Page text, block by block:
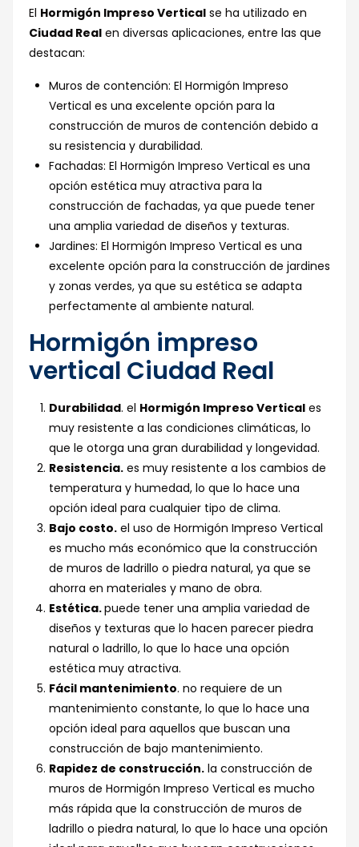
El Hormigón Impreso Vertical se ha utilizado en
Ciudad Real en diversas aplicaciones, entre las que
destacan:
Muros de contención: El Hormigón Impreso
Vertical es una excelente opción para la
construcción de muros de contención debido a
su resistencia y durabilidad.
Fachadas: El Hormigón Impreso Vertical es una
opción estética muy atractiva para la
construcción de fachadas, ya que puede tener
una amplia variedad de diseños y texturas.
Jardines: El Hormigón Impreso Vertical es una
excelente opción para la construcción de jardines
y zonas verdes, ya que su estética se adapta
perfectamente al ambiente natural.
Hormigón impreso
vertical Ciudad Real
Durabilidad. el Hormigón Impreso Vertical es
muy resistente a las condiciones climáticas, lo
que le otorga una gran durabilidad y longevidad.
Resistencia. es muy resistente a los cambios de
temperatura y humedad, lo que lo hace una
opción ideal para cualquier tipo de clima.
Bajo costo. el uso de Hormigón Impreso Vertical
es mucho más económico que la construcción
de muros de ladrillo o piedra natural, ya que se
ahorra en materiales y mano de obra.
Estética.puede tener una amplia variedad de
diseños y texturas que lo hacen parecer piedra
natural o ladrillo, lo que lo hace una opción
estética muy atractiva.
Fácil mantenimiento. no requiere de un
mantenimiento constante, lo que lo hace una
opción ideal para aquellos que buscan una
construcción de bajo mantenimiento.
Rapidez de construcción. la construcción de
muros de Hormigón Impreso Vertical es mucho
más rápida que la construcción de muros de
ladrillo o piedra natural, lo que lo hace una opción